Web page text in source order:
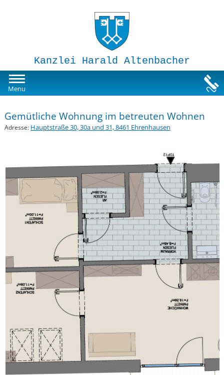
Kanzlei Harald Altenbacher
Menu
Impressum
Gemütliche Wohnung im betreuten Wohnen
Adresse: Hauptstraße 30, 30a und 31, 8461 Ehrenhausen